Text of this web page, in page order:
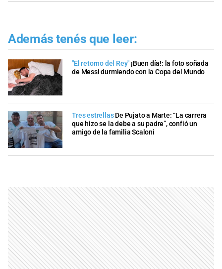
Además tenés que leer:
"El retorno del Rey" ¡Buen día!: la foto soñada
de Messi durmiendo con la Copa del Mundo
Tres estrellas De Pujato a Marte: “La carrera
que hizo se la debe a su padre”, confió un
amigo de la familia Scaloni